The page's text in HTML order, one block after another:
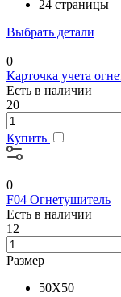
24 страницы
Выбрать детали
0
Карточка учета
Есть в наличии
20
Купить
0
F04 Огнетушитель
Есть в наличии
12
Размер
50X50